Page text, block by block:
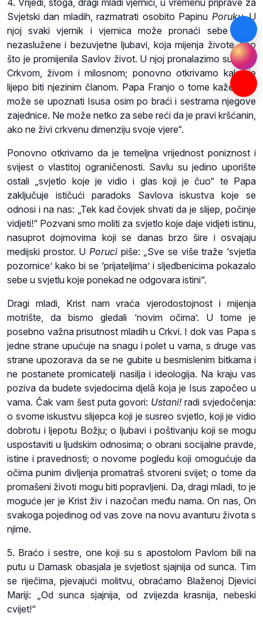
4. Vrijedi, stoga, dragi mladi vjernici, u vremenu priprave za
Svjetski dan mladih, razmatrati osobito Papinu Poruku. U
njoj svaki vjernik i vjernica može pronaći sebe i dar
nezaslužene i bezuvjetne ljubavi, koja mijenja živote, kao
što je promijenila Savlov život. U njoj pronalazimo susret s
Crkvom, živom i milosnom; ponovno otkrivamo kako je
lijepo biti njezinim članom. Papa Franjo o tome kaže: „Ne
može se upoznati Isusa osim po braći i sestrama njegove
zajednice. Ne može netko za sebe reći da je pravi kršćanin,
ako ne živi crkvenu dimenziju svoje vjere“.
Ponovno otkrivamo da je temeljna vrijednost poniznost i
svijest o vlastitoj ograničenosti. Savlu su jedino uporište
ostali „svjetlo koje je vidio i glas koji je čuo“ te Papa
zaključuje ističući paradoks Savlova iskustva koje se
odnosi i na nas: „Tek kad čovjek shvati da je slijep, počinje
vidjeti!“ Pozvani smo moliti za svjetlo koje daje vidjeti istinu,
nasuprot dojmovima koji se danas brzo šire i osvajaju
medijski prostor. U Poruci piše: „Sve se više traže ‘svjetla
pozornice’ kako bi se ‘prijateljima’ i sljedbenicima pokazalo
sebe u svjetlu koje ponekad ne odgovara istini“.
Dragi mladi, Krist nam vraća vjerodostojnost i mijenja
motrište, da bismo gledali ‘novim očima’. U tome je
posebno važna prisutnost mladih u Crkvi. I dok vas Papa s
jedne strane upućuje na snagu i polet u vama, s druge vas
strane upozorava da se ne gubite u besmislenim bitkama i
ne postanete promicatelji nasilja i ideologija. Na kraju vas
poziva da budete svjedocima djelâ koja je Isus započeo u
vama. Čak vam šest puta govori: Ustani!radi svjedočenja:
o svome iskustvu slijepca koji je susreo svjetlo, koji je vidio
dobrotu i ljepotu Božju; o ljubavi i poštivanju koji se mogu
uspostaviti u ljudskim odnosima; o obrani socijalne pravde,
istine i pravednosti; o novome pogledu koji omogućuje da
očima punim divljenja promatraš stvoreni svijet; o tome da
promašeni životi mogu biti popravljeni. Da, dragi mladi, to je
moguće jer je Krist živ i nazočan među nama. On nas, On
svakoga pojedinog od vas zove na novu avanturu života s
njime.
5. Braćo i sestre, one koji su s apostolom Pavlom bili na
putu u Damask obasjala je svjetlost sjajnija od sunca. Tim
se riječima, pjevajući molitvu, obraćamo Blaženoj Djevici
Mariji: „Od sunca sjajnija, od zvijezda krasnija, nebeski
cvijet!“